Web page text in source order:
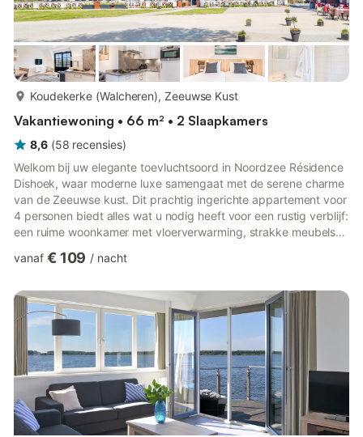
Koudekerke (Walcheren), Zeeuwse Kust
Vakantiewoning • 66 m² • 2 Slaapkamers
8,6 (58 recensies)
Welkom bij uw elegante toevluchtsoord in Noordzee Résidence
Dishoek, waar moderne luxe samengaat met de serene charme
van de Zeeuwse kust. Dit prachtig ingerichte appartement voor
4 personen biedt alles wat u nodig heeft voor een rustig verblijf:
een ruime woonkamer met vloerverwarming, strakke meubels
combimagnetron. Kies tussen het standaardappartement met
met twee slaapkamers met eigen badkamer en dubbele
balkons – perfect voor stellen of kleine gezinnen die op zoek
zijn naa...
vanaf € 109 / nacht